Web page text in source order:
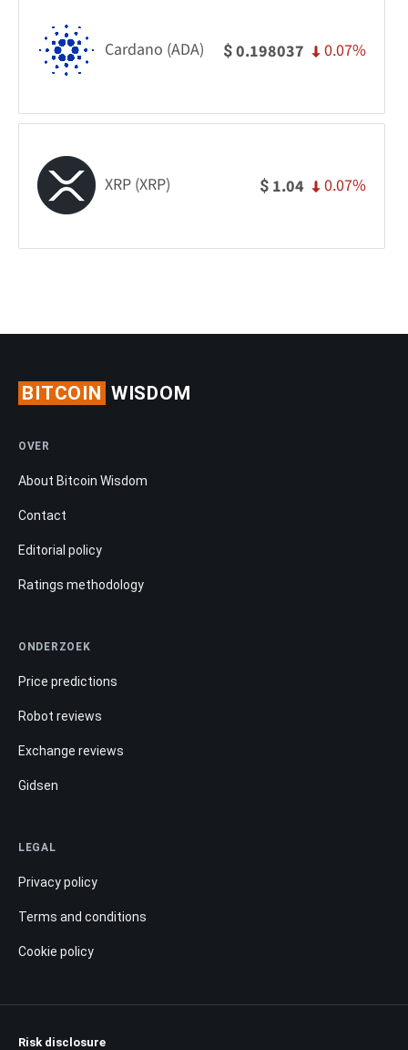
Cardano (ADA) $0.198037 0.07%
XRP (XRP) $ 1.04 0.07%
BITCOIN WISDOM
OVER
About Bitcoin Wisdom
Contact
Editorial policy
Ratings methodology
ONDERZOEK
Price predictions
Robot reviews
Exchange reviews
Gidsen
LEGAL
Privacy policy
Terms and conditions
Cookie policy
Risk disclosure